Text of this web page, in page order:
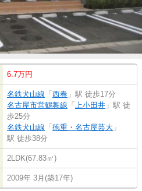
6.7万円
名鉄犬山線 「 西春 」駅 徒歩17分
名古屋市営鶴舞線 「 上小田井 」駅 徒
歩25分
名鉄犬山線 「 徳重・名古屋芸大 」
駅 徒歩38分
2LDK(67.83㎡)
2009年 3月(築17年)